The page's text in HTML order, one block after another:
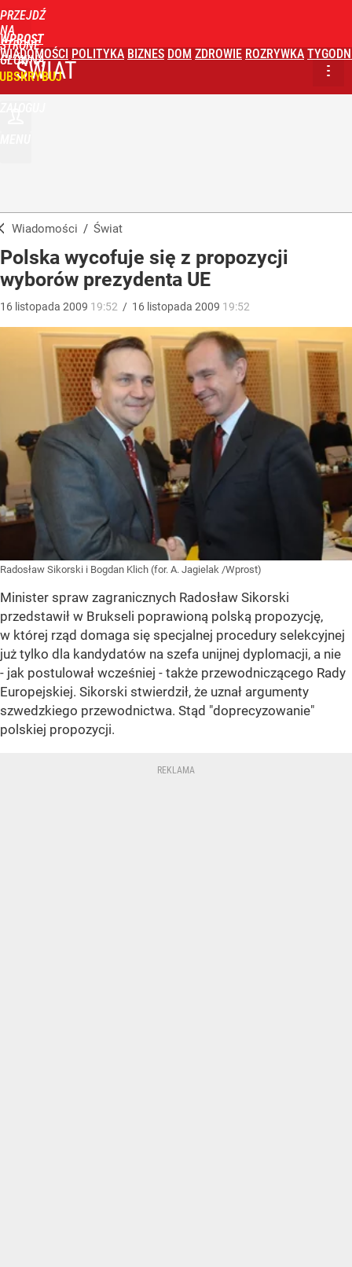
PRZEJDŹ
NA
STRONĘ
GŁÓWNĄ
WPROST
WIADOMOŚCI POLITYKA BIZNES DOM ZDROWIE ROZRYWKA
ŚWIAT
Wiadomości / Świat
Polska wycofuje się z propozycji
wyborów prezydenta UE
16 listopada 2009 19:52 / 16 listopada 2009 19:52
Radosław Sikorski i Bogdan Klich (for. A. Jagielak /Wprost)
Minister spraw zagranicznych Radosław Sikorski
przedstawił w Brukseli poprawioną polską propozycję,
w której rząd domaga się specjalnej procedury selekcyjnej
już tylko dla kandydatów na szefa unijnej dyplomacji, a nie
- jak postulował wcześniej - także przewodniczącego Rady
Europejskiej. Sikorski stwierdził, że uznał argumenty
szwedzkiego przewodnictwa. Stąd "doprecyzowanie"
polskiej propozycji.